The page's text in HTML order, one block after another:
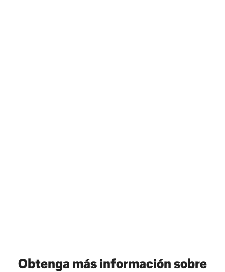
Obtenga más información sobre